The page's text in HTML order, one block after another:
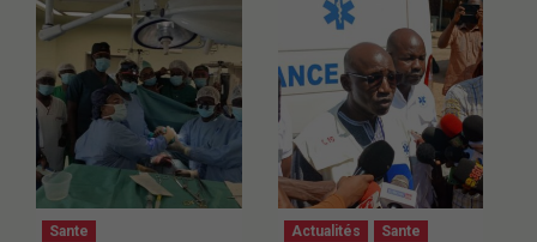
Sante Actualités Sante